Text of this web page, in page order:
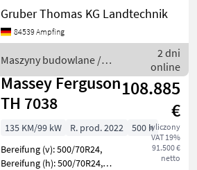
%, Tachostand: 85,
Geschwindigkeit: 40 km/h,
Leergewicht: 8300 kg,
Motortyp: KFZ
Gruber Thomas KG Landtechnik
84539 Ampfing
Maszyny budowlane /
Merlo
2 dni
online
Massey Ferguson
TH 7038
108.885
€
wliczony
VAT 19%
91.500 €
netto
135 KM/99 kW R. prod. 2022
500 h
Bereifung (v): 500/70R24,
Bereifung (h): 500/70R24,